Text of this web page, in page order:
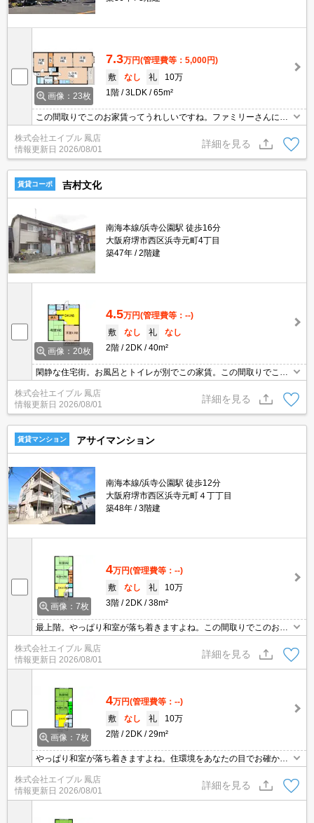
画像：23枚
7.3万円(管理費等：5,000円)
敷
なし 礼
10万
1階
3LDK 65m²
この間取りでこのお家賃ってうれしいですね。ファミリーさんに人
気の立地ですよ。TVモニターホンで安心生活を!。便利な洗面所独立
タイプ。すべて洋室でとってもキレイ。現地待ち合わせ、物件ご案
内可能。
株式会社エイブル 鳳店
情報更新日 2026/08/01
詳細を見る
賃貸コーポ 吉村文化
南海本線/浜寺公園駅 徒歩16分
大阪府堺市西区浜寺元町4丁目
築47年
2階建
画像：20枚
4.5万円(管理費等：--)
敷
なし 礼
なし
2階
2DK 40m²
閑静な住宅街。お風呂とトイレが別でこの家賃。この間取りでこの
お家賃ってうれしいですね。TVモニターホンで安心生活を!。新生活
のスタートはここから。見逃せませんね。お問い合わせお待ちして
おります。
株式会社エイブル 鳳店
情報更新日 2026/08/01
詳細を見る
賃貸マンション アサイマンション
南海本線/浜寺公園駅 徒歩12分
大阪府堺市西区浜寺元町４丁丁目
築48年
3階建
画像：7枚
4万円(管理費等：--)
敷
なし 礼
10万
3階
2DK 38m²
最上階。やっぱり和室が落ち着きますよね。この間取りでこのお家
賃ってうれしいですね。現地待ち合わせ、物件ご案内可能。住環境
をあなたの目でお確かめください。お問い合わせお待ちしておりま
す。
株式会社エイブル 鳳店
情報更新日 2026/08/01
詳細を見る
画像：7枚
4万円(管理費等：--)
敷
なし 礼
10万
2階
2DK 29m²
やっぱり和室が落ち着きますよね。住環境をあなたの目でお確かめ
ください。この間取りでこのお家賃ってうれしいですね。現地待ち
合わせ、物件ご案内可能。お問い合わせお待ちしております。
株式会社エイブル 鳳店
情報更新日 2026/08/01
詳細を見る